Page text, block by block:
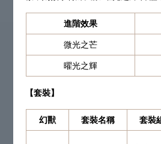
進階效果
微光之芒
曜光之輝
【套裝】
幻獸 套裝名稱 套裝